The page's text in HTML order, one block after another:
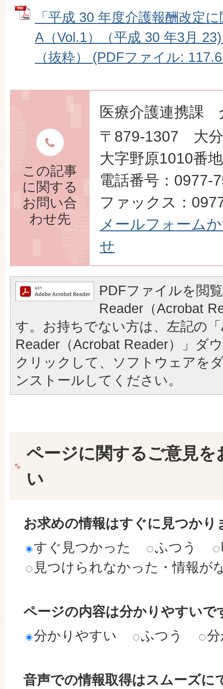
「平成 30 年度介護報酬改定
A（Vol.1）（平成 30 年3月
（抜粋） (PDFファイル:
この記事
に関する
お問い合
わせ先
医療介護連携課
〒879-1307 大
大字野原1010番
電話番号：0977-
ファックス：
メールフォーム
せ
PDFファイルを閲
Reader（Acrobat
す。お持ちでない方は、左記の
Reader（Acrobat Reader）」ダ
クリックして、ソフトウェアを
ンストールしてください。
ページに関するご意見を
い
お求めの情報はすぐに見つかり
すぐ見つかった
ふつう
見つけられなかった・情報が
ページの内容は分かりやすいで
分かりやすい
ふつう
音声での情報取得はスムーズに